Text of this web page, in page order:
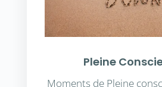
Pleine
Moments de Pleine